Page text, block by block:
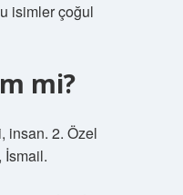
isimler çoğul
mi?
insan. 2. Özel
İsmail.